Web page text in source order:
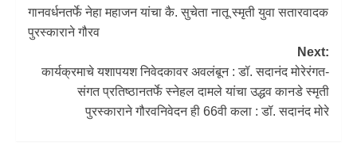
गानवर्धनतर्फे नेहा महाजन यांचा कै. सुचेता नातू स्मृती युवा सतारवादक
पुरस्काराने गौरव
Next:
कार्यक्रमाचे यशापयश निवेदकावर अवलंबून : डॉ. सदानंद मोरेरंगत-
संगत प्रतिष्ठानतर्फे स्नेहल दामले यांचा उद्धव कानडे स्मृती
पुरस्काराने गौरवनिवेदन ही 66वी कला : डॉ. सदानंद मोरे